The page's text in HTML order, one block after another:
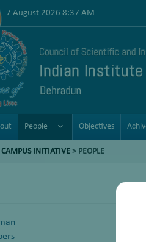
7 August 2026 8:37 AM
People Objectives
CAMPUS INITIATIVE > PEOPLE